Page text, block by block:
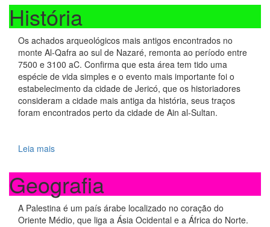
História
Os achados arqueológicos mais antigos encontrados no
monte Al-Qafra ao sul de Nazaré, remonta ao período entre
7500 e 3100 aC. Confirma que esta área tem tido uma
espécie de vida simples e o evento mais importante foi o
estabelecimento da cidade de Jericó, que os historiadores
consideram a cidade mais antiga da história, seus traços
foram encontrados perto da cidade de Ain al-Sultan.
Leia mais
Geografia
A Palestina é um país árabe localizado no coração do
Oriente Médio, que liga a Ásia Ocidental e a África do Norte.